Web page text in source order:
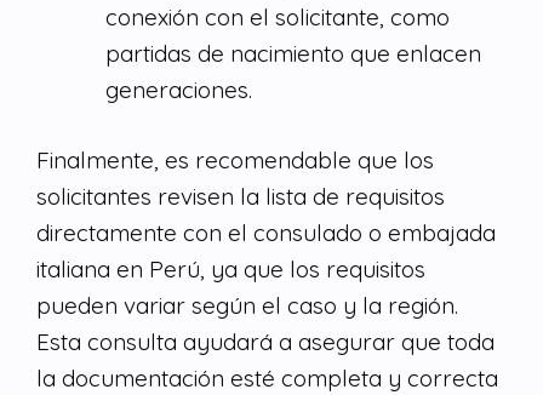
conexión con el solicitante, como
partidas de nacimiento que enlacen
generaciones.
Finalmente, es recomendable que los
solicitantes revisen la lista de requisitos
directamente con el consulado o embajada
italiana en Perú, ya que los requisitos
pueden variar según el caso y la región.
Esta consulta ayudará a asegurar que toda
la documentación esté completa y correcta